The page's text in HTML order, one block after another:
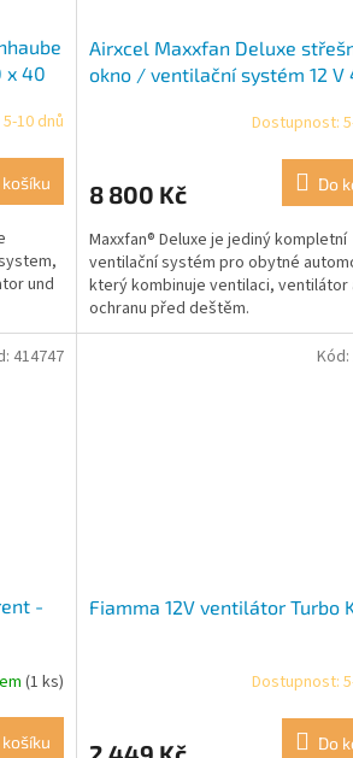
x 40
10 dnů
und
Airxcel Maxxfan Deluxe
okno / ventilační systém 12 V
Dostupnost:
8 800 Kč Do
Maxxfan® Deluxe je jediný kompletní
ventilační systém pro obytné
který kombinuje ventilaci, ventilátor
ochranu před deštěm.
-
(1 ks)
414747
Fiamma 12V ventilátor Turbo
Dostupnost:
Do
Kód: